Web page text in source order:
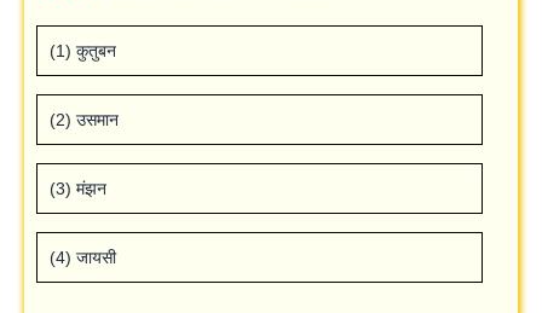
(1) कुतुबन
(2) उसमान
(3) मंझन
(4) जायसी